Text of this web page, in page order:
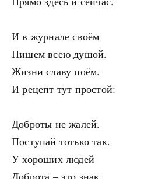
И в журнале своём
Пишем всею душой.
Жизни славу поём.
И рецепт тут простой:
Доброты не жалей.
Поступай тотько так.
У хороших людей
Доброта – это знак.